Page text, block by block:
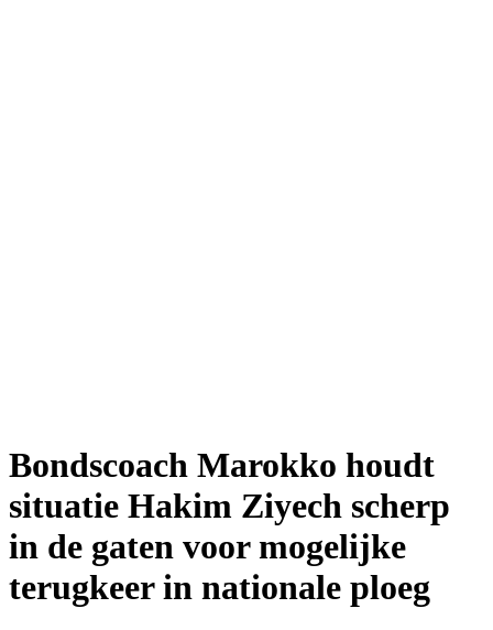
Bondscoach Marokko houdt
situatie Hakim Ziyech scherp
in de gaten voor mogelijke
terugkeer in nationale ploeg